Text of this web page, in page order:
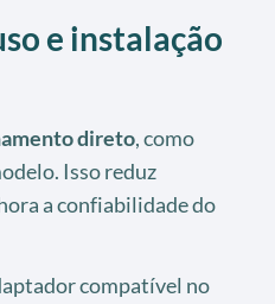
e instalação
direto, como
Isso reduz
a confiabilidade do
compatível no